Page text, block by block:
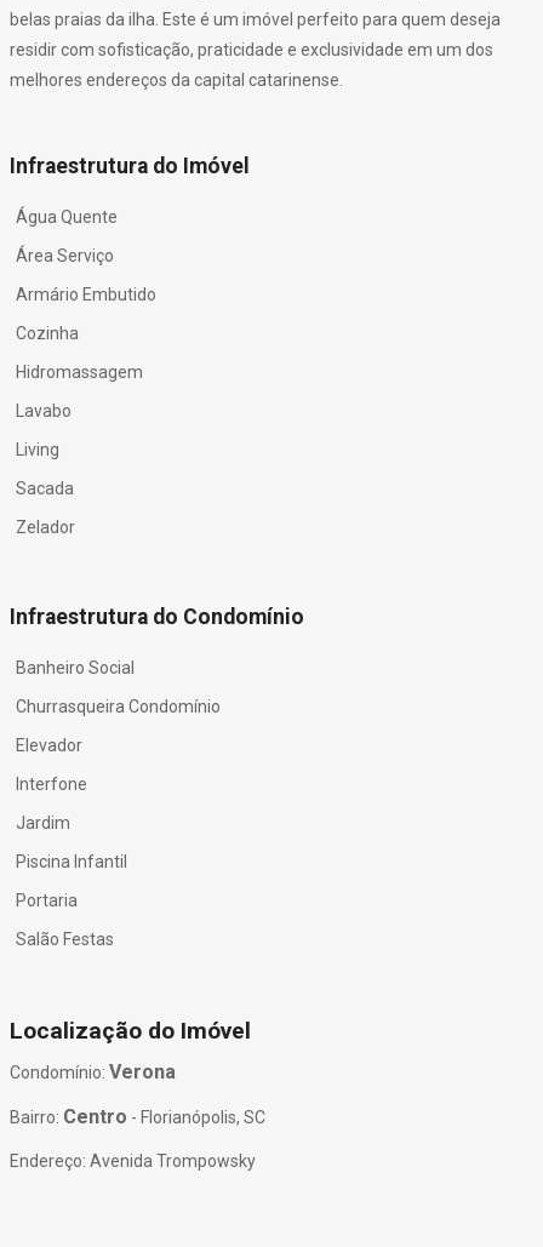
belas praias da ilha. Este é um imóvel perfeito para quem deseja
residir com sofisticação, praticidade e exclusividade em um dos
melhores endereços da capital catarinense.
Infraestrutura do Imóvel
Água Quente
Área Serviço
Armário Embutido
Cozinha
Hidromassagem
Lavabo
Living
Sacada
Zelador
Infraestrutura do Condomínio
Banheiro Social
Churrasqueira Condomínio
Elevador
Interfone
Jardim
Piscina Infantil
Portaria
Salão Festas
Localização do Imóvel
Condomínio: Verona
Bairro: Centro - Florianópolis, SC
Endereço: Avenida Trompowsky